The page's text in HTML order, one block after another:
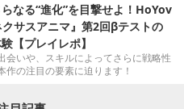
なる“進化”を目撃せよ！HoYov
サスアニマ』第2回βテストの
【プレイレポ】
会いや、スキルによってさらに戦略性
作の注目の要素に迫ります！